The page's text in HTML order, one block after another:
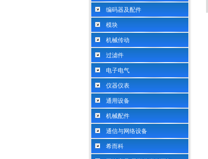
编码器及配件
模块
机械传动
过滤件
电子电气
仪器仪表
通用设备
机械配件
通信与网络设备
希而科